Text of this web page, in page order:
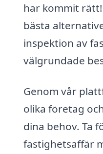
har kommit
bästa
inspektion av
välgrundade
Genom vår
olika företag
dina behov. Ta
fastighetsaffär